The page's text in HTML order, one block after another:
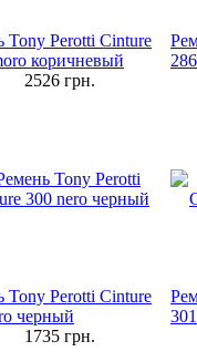
Tony Perotti Cinture
коричневый
2526грн.
Tony Perotti Cinture
черный
1735грн.